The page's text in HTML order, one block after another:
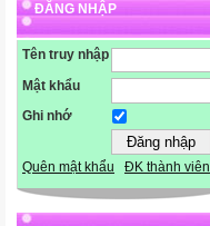
ĐĂNG NHẬP
Tên truy nhập
Mật khẩu
Ghi nhớ
Quên mật khẩu ĐK thành viên